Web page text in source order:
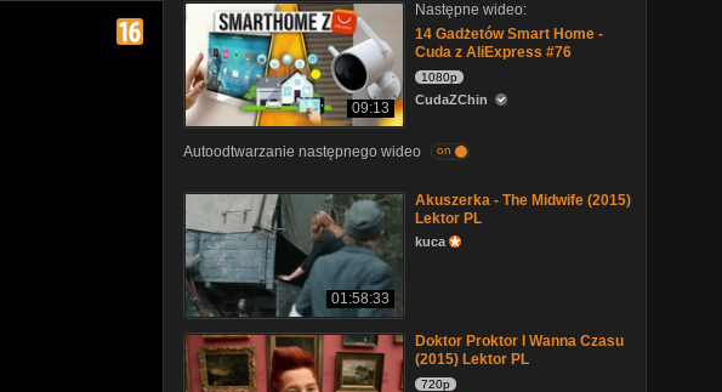
09:13
Następne wideo:
14 Gadżetów Smart Home -
Cuda z AliExpress #76
1080p
CudaZChin
Autoodtwarzanie następnego wideo on
01:58:33
Akuszerka - The Midwife (2015)
Lektor PL
kuca
Doktor Proktor I Wanna Czasu
(2015) Lektor PL
720p